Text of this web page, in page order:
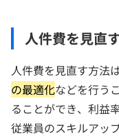
人件費を見直
人件費を見直す方法は
の最適化などを行う
ることができ、利益
従業員のスキルアッ